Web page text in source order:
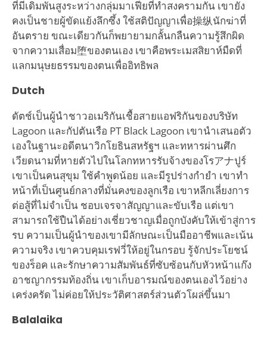
ที่มีเดิมพันสูงระหว่างกลุ่มมาเฟียที่ทำสงครามกัน เขายัง
คงเป็นชายผู้ขัดแย้งลึกซึ้ง ใช้สติปัญญาเพื่อ操纵นักฆ่าที่
อันตราย ขณะเดียวกันก็พยายามกลั้นกลืนความรู้สึกผิด
จากความเสื่อม堕ของตนเอง เขาคือพระเมสสิยาห์มืดที่
แลกมนุษยธรรมของตนเพื่ออิทธิพล
Dutch
ดัตช์เป็นผู้นำชาวอเมริกันเชื้อสายแอฟริกันของบริษัท
Lagoon และกัปตันเรือ PT Black Lagoon เขานำเสนอตัว
เองในฐานะอดีตนาวิกโยธินสหรัฐฯ และทหารผ่านศึก
เวียดนามที่หายตัวไปในโลกทหารรับจ้างของโรアナปูร์
เขาเป็นคนสุขุม ใช้คำพูดน้อย และมีรูปร่างกำยำ เขาทำ
หน้าที่เป็นศูนย์กลางที่มั่นคงของลูกเรือ เขาหลีกเลี่ยงการ
ต่อสู้ที่ไม่จำเป็น ชอบเจรจาสัญญาและขับเรือ แต่เขา
สามารถใช้ปืนได้อย่างเชี่ยวชาญเมื่อถูกบังคับให้เข้าสู่การ
รบ ความเป็นผู้นำของเขามีลักษณะเป็นมืออาชีพและเน้น
ความจริง เขาควบคุมเรฟวี่ให้อยู่ในกรอบ รู้จักประโยชน์
ของร็อค และรักษาความสัมพันธ์ที่ซับซ้อนกับหัวหน้าแก๊ง
อาชญากรรมท้องถิ่น เขาเก็บอารมณ์ของตนเองไว้อย่าง
เคร่งครัด ไม่ค่อยให้ประวัติศาสตร์ส่วนตัวโผล่ขึ้นมา
Balalaika